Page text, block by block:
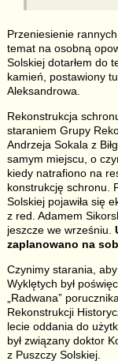
Przeniesienie
temat na osobną
Solskiej dotarłem do
kamień, postawiony
Aleksandrowa.
Rekonstrukcja
staraniem Grupy
Andrzeja Sokala z
samym miejscu, o
kiedy natrafiono na
konstrukcję schronu.
Solskiej pojawiła się
z red. Adamem
jeszcze we wrześniu.
zaplanowano na
Czynimy starania,
Wyklętych był
„Radwana”
Rekonstrukcji
lecie oddania do
był związany doktor
z Puszczy Solskiej.